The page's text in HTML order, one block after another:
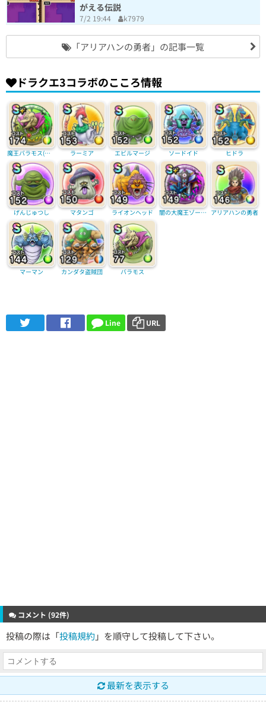
がえる伝説
7/2 19:44 k7979
「アリアハンの勇者」の記事一覧
ドラクエ3コラボのこころ情報
魔王バラモス(覚醒) ラーミア エビルマージ ソードイド ヒドラ
げんじゅつし マタンゴ ライオンヘッド 闇の大魔王ゾーマ(覚醒) アリアハンの勇者
マーマン カンダタ盗賊団 バラモス
Line URL
コメント (92件)
投稿の際は「投稿規約 」を順守して投稿して下さい。
最新を表示する